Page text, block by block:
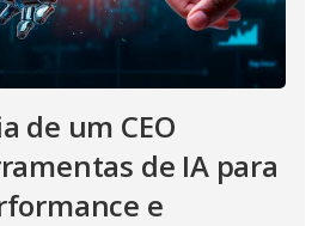
de um CEO
de IA para
e